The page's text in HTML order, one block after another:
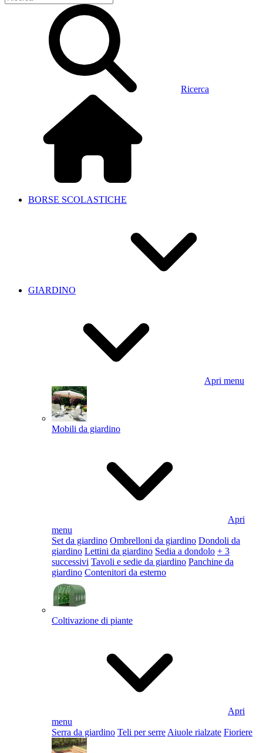
Ricerca
BORSE SCOLASTICHE
GIARDINO
Apri menu
Mobili da giardino
Apri
menu
Set da giardino Ombrelloni da giardino Dondoli da
giardino Lettini da giardino Sedia a dondolo + 3
successivi Tavoli e sedie da giardino Panchine da
giardino Contenitori da esterno
Coltivazione di piante
Apri
menu
Serra da giardino Teli per serre Aiuole rialzate Fioriere